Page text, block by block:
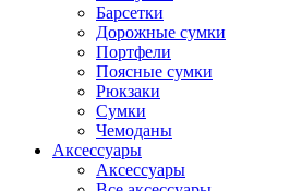
Барсетки
Дорожные сумки
Портфели
Поясные сумки
Рюкзаки
Сумки
Чемоданы
Аксессуары
Аксессуары